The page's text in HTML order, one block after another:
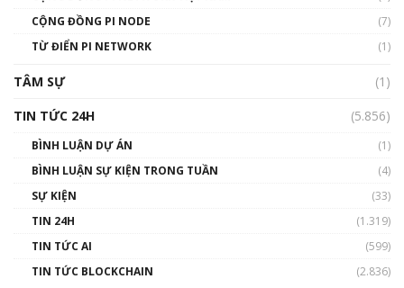
CỘNG ĐỒNG PI NODE
(7)
TỪ ĐIỂN PI NETWORK
(1)
TÂM SỰ
(1)
TIN TỨC 24H
(5.856)
BÌNH LUẬN DỰ ÁN
(1)
BÌNH LUẬN SỰ KIỆN TRONG TUẦN
(4)
SỰ KIỆN
(33)
TIN 24H
(1.319)
TIN TỨC AI
(599)
TIN TỨC BLOCKCHAIN
(2.836)